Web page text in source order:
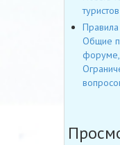
Правила
Общие
форуме,